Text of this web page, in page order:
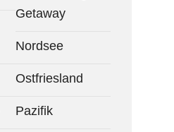
Getaway
Nordsee
Ostfriesland
Pazifik